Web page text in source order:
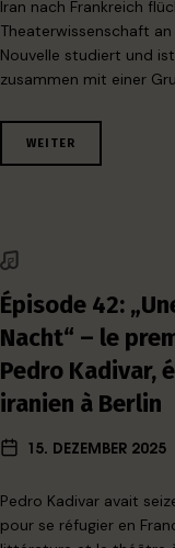
Iran nach Frankreich
Theaterwissenschaft
Nouvelle studiert und
zusammen mit einer
WEITER
Épisode 42:
Nacht“ – le
Pedro Kadivar,
iranien à Berlin
15. DEZEMBER 2025
Pedro Kadivar avait
pour se réfugier en